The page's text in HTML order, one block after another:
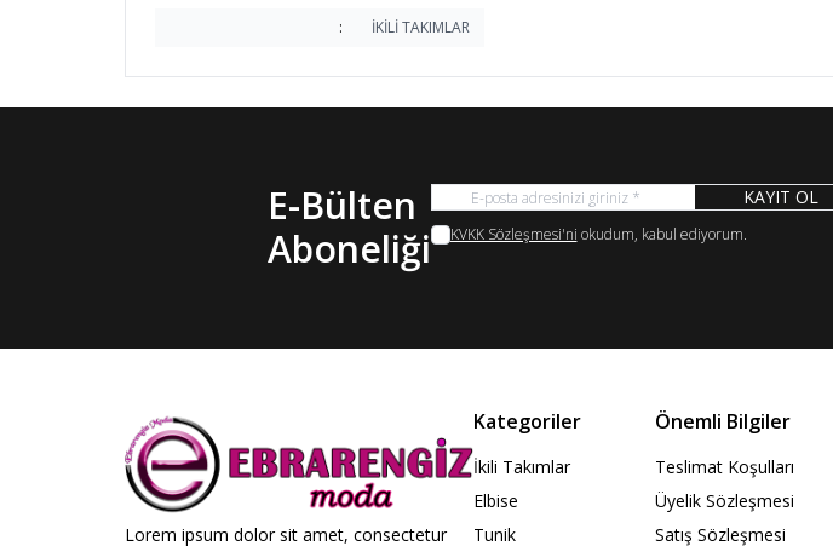
:
İKİLİ TAKIMLAR
E-Bülten
Aboneliği
KAYIT OL
KVKK Sözleşmesi'ni okudum, kabul ediyorum.
Lorem ipsum dolor sit amet, consectetur
Kategoriler
İkili Takımlar
Elbise
Tunik
Önemli Bilgiler
Teslimat Koşulları
Üyelik Sözleşmesi
Satış Sözleşmesi